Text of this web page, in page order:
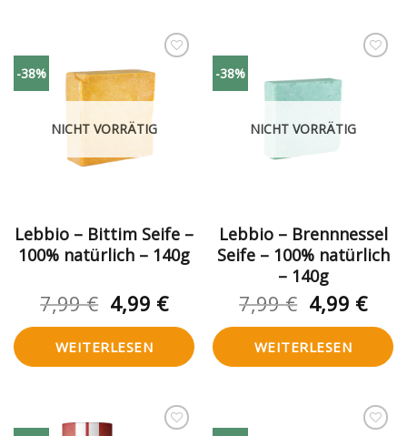
-38%
Wunschliste
hinzufügen
NICHT VORRÄTIG
Lebbio – Bittim Seife –
100% natürlich – 140g
7,99€ Ursprünglicher
Preis
war:
7,99 €
4,99 €Aktueller
Preis
ist:
4,99 €.
WEITERLESEN
-38%
Wunschliste
hinzufügen
NICHT VORRÄTIG
Lebbio – Brennnessel
Seife – 100% natürlich
– 140g
7,99€
Preis
war:
7,99 €
4,99 €
ist:
WEITERLESEN